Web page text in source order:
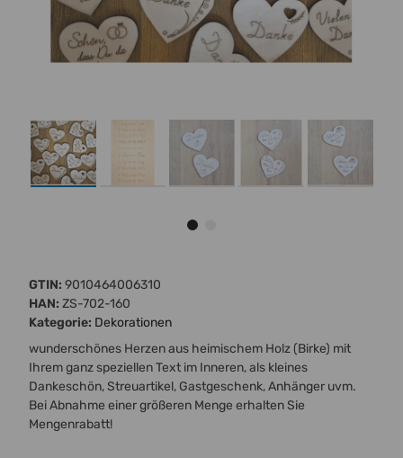
GTIN: 9010464006310
HAN: ZS-702-160
Kategorie: Dekorationen
wunderschönes Herzen aus heimischem Holz (Birke) mit
Ihrem ganz speziellen Text im Inneren, als kleines
Dankeschön, Streuartikel, Gastgeschenk, Anhänger uvm.
Bei Abnahme einer größeren Menge erhalten Sie
Mengenrabatt!